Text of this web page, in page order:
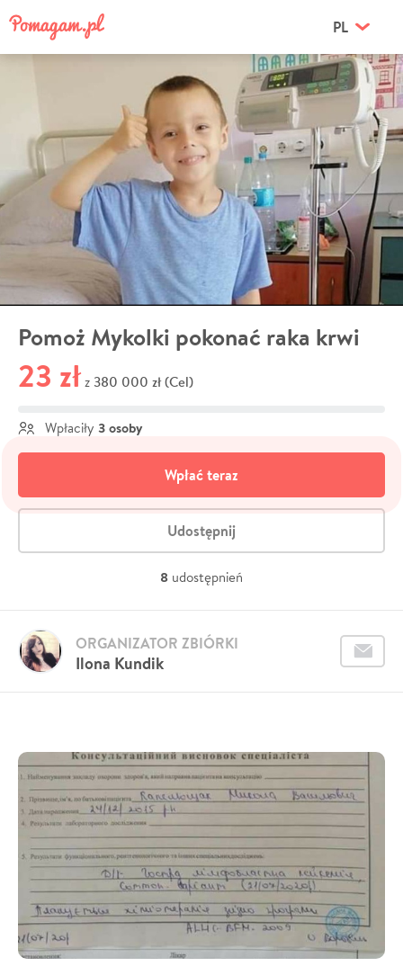
PL
Pomoż Mykolki pokonać raka krwi
23 zł z 380 000 zł (Cel)
Wpłaciły 3 osoby
Wpłać teraz
Udostępnij
8 udostępnień
Ilona Kundik
ORGANIZATOR ZBIÓRKI